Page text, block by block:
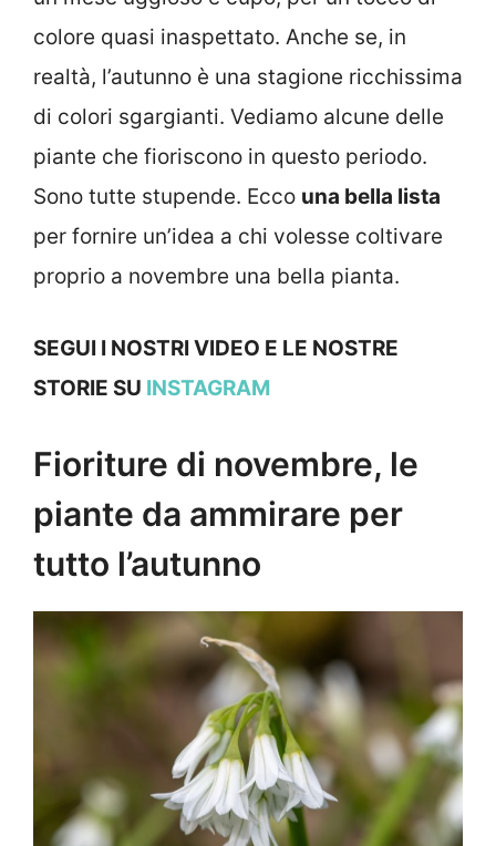
colore quasi inaspettato. Anche se, in
realtà, l’autunno è una stagione ricchissima
di colori sgargianti. Vediamo alcune delle
piante che fioriscono in questo periodo.
Sono tutte stupende. Ecco una bella lista
per fornire un’idea a chi volesse coltivare
proprio a novembre una bella pianta.
SEGUI I NOSTRI VIDEO E LE NOSTRE
STORIE SU INSTAGRAM
Fioriture di novembre, le
piante da ammirare per
tutto l’autunno